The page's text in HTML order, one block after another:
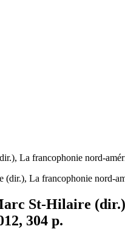
La francophonie nord-
St-Hilaire
304 p.